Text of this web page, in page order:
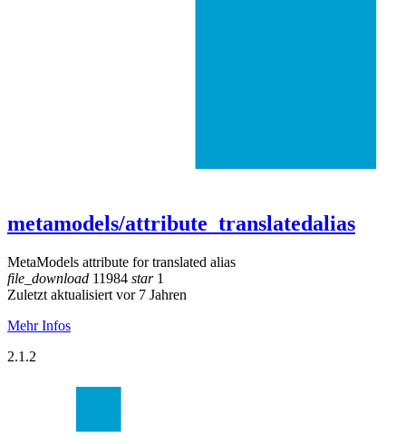
metamodels/attribute_translatedalias
MetaModels attribute for translated alias
file_download 11984 star1
Zuletzt aktualisiert vor 7 Jahren
Mehr Infos
2.1.2